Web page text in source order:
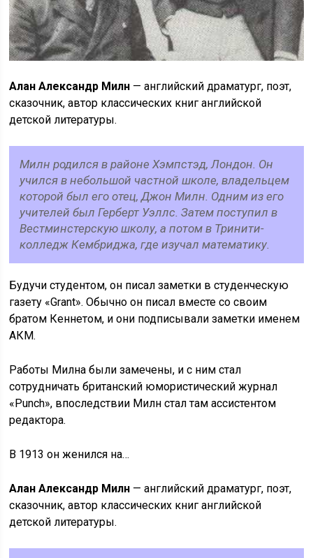
Алан Александр Милн — английский драматург, поэт,
сказочник, автор классических книг английской
детской литературы.
Милн родился в районе Хэмпстэд, Лондон. Он
учился в небольшой частной школе, владельцем
которой был его отец, Джон Милн. Одним из его
учителей был Герберт Уэллс. Затем поступил в
Вестминстерскую школу, а потом в Тринити-
колледж Кембриджа, где изучал математику.
Будучи студентом, он писал заметки в студенческую
газету «Grant». Обычно он писал вместе со своим
братом Кеннетом, и они подписывали заметки именем
АКМ.
Работы Милна были замечены, и с ним стал
сотрудничать британский юмористический журнал
«Punch», впоследствии Милн стал там ассистентом
редактора.
В 1913 он женился на…
Алан Александр Милн — английский драматург, поэт,
сказочник, автор классических книг английской
детской литературы.